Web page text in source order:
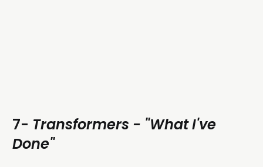
7- Transformers - "What I've
Done"